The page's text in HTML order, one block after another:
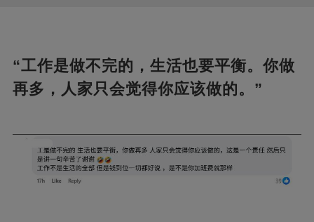
“工作是做不完的，生活也要平衡。你做
再多，人家只会觉得你应该做的。”